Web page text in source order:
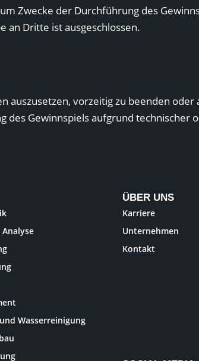
Zwecke der Durchführung des
an Dritte ist ausgeschlossen.
auszusetzen, vorzeitig zu beenden oder
des Gewinnspiels aufgrund technischer
Wasserreinigung
ÜBER UNS
Karriere
Unternehmen
Kontakt